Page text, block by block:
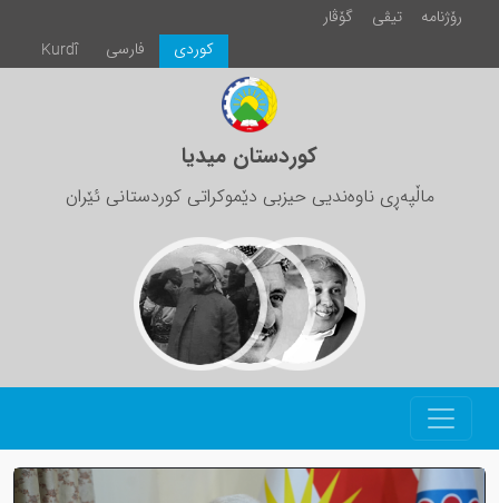
رۆژنامە تیڤی
گۆڤار
Kurdî
فارسی كوردی
کوردستان میدیا
ماڵپەڕی ناوەندیی حیزبی دێموکراتی کوردستانی ئێران